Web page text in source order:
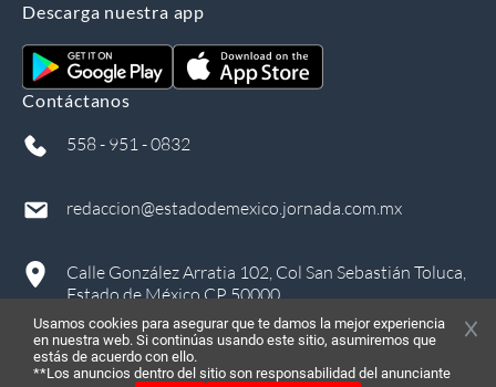
Descarga nuestra app
Contáctanos
558 - 951 - 0832
redaccion@estadodemexico.jornada.com.mx
Calle González Arratia 102, Col San Sebastián Toluca,
Estado de México CP 50000
Usamos cookies para asegurar que te damos la mejor experiencia
en nuestra web. Si continúas usando este sitio, asumiremos que
estás de acuerdo con ello.
**Los anuncios dentro del sitio son responsabilidad del anunciante